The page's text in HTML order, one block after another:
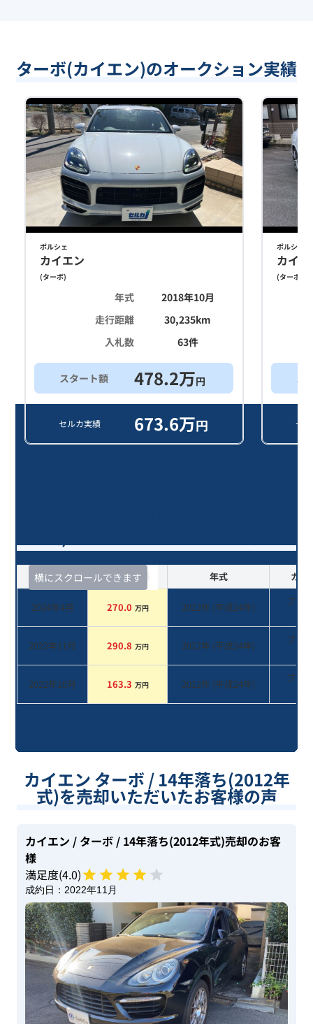
ターボ(カイエン)のオークション実績
ポルシェ
カイエン
(ターボ)
年式
2018年10月
走行距離
30,235km
入札数
63件
スタート額 478.2万円
セルカ実績 673.6万円
ポルシェ
カイ
(ターボ
セ
横にスクロールできます
査定時期 セルカ実績 年式 カラ
2024年4月 270.0 万円 2012年 (平成24年)
ブラ
2022年11月 290.8 万円 2012年 (平成24年)
ブラ
2022年10月 163.3 万円 2012年 (平成24年)
ブラ
カイエン ターボ / 14年落ち(2012年
式)を売却いただいたお客様の声
カイエン / ターボ / 14年落ち(2012年式)売却のお客
様
満足度(4.0)
成約日： 2022年11月